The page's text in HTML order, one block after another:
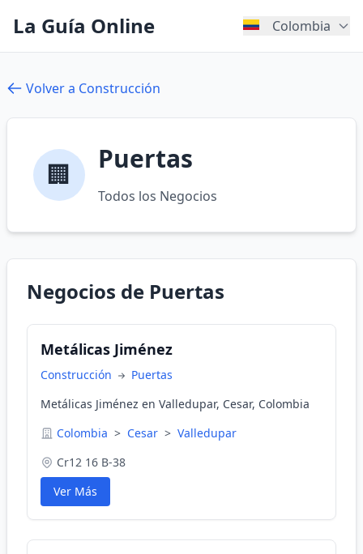
La Guía Online Colombia
Volver a Construcción
🏢 Puertas
Todos los Negocios
Negocios de Puertas
Metálicas Jiménez
Construcción
Puertas
Metálicas Jiménez en Valledupar, Cesar, Colombia
Colombia > Cesar > Valledupar
Cr12 16 B-38
Ver Más